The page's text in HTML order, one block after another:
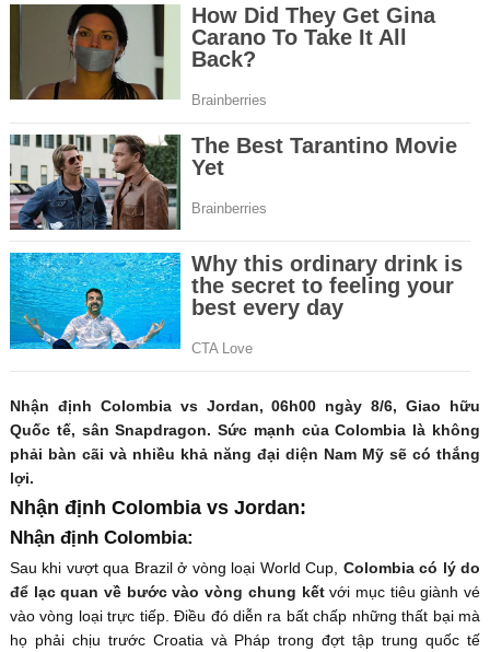
Nhận định Colombia vs Jordan, 06h00 ngày 8/6, Giao hữu
Quốc tế, sân Snapdragon. Sức mạnh của Colombia là không
phải bàn cãi và nhiều khả năng đại diện Nam Mỹ sẽ có thắng
lợi.
Nhận định Colombia vs Jordan:
Nhận định Colombia:
Sau khi vượt qua Brazil ở vòng loại World Cup, Colombia có lý do
để lạc quan về bước vào vòng chung kếtvới mục tiêu giành vé
vào vòng loại trực tiếp. Điều đó diễn ra bất chấp những thất bại mà
họ phải chịu trước Croatia và Pháp trong đợt tập trung quốc tế